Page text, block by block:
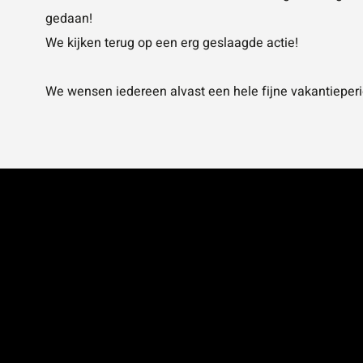
gedaan!
We kijken terug op een erg geslaagde actie!
We wensen iedereen alvast een hele fijne